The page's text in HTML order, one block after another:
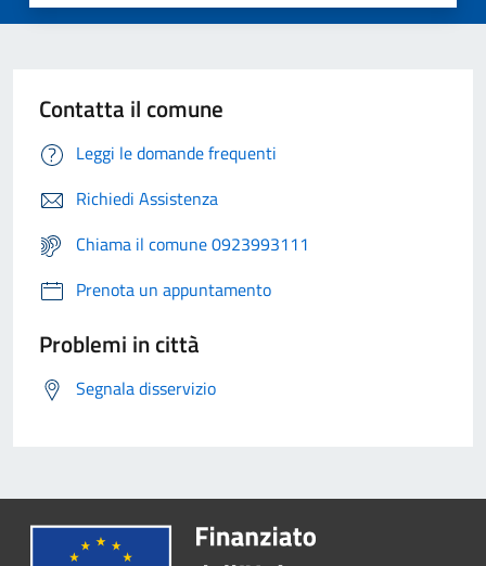
Contatta il comune
Leggi le domande frequenti
Richiedi Assistenza
Chiama il comune 0923993111
Prenota un appuntamento
Problemi in città
Segnala disservizio